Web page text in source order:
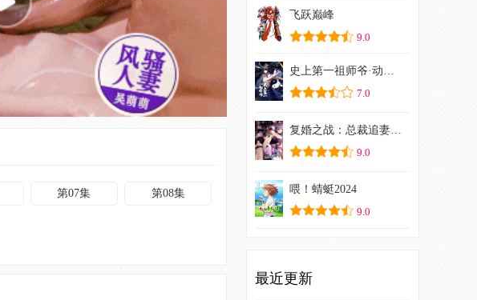
第07集 第08集
飞跃巅峰
9.0
史上第一祖师爷·动态漫
7.0
复婚之战：总裁追妻路漫漫动态漫画
9.0
喂！蜻蜓2024
9.0
最近更新